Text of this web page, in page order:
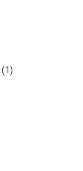
(1)